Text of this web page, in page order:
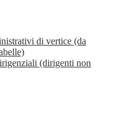
di vertice (da
(dirigenti non